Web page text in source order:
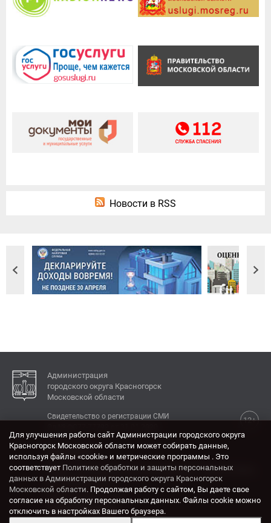
Новости в RSS
Администрация
городского округа Красногорск
Московской области
12+
Свидетельство о регистрации СМИ
КОНТАКТЫ
Адрес: 143404, Московская область, г. Красногорск,
ул. Ленина, дом 4.
Электронная почта:
krasrn@mosreg.ru
Для улучшения работы сайт Администрации городского округа
Красногорск Московской области может собирать данные,
используя файлы «cookie» и метрические программы . Это
соответствует Политике обработки и защиты персональных
данных в Администрации городского округа Красногорск
Московской области. Продолжая работу с сайтом, Вы даете свое
согласие на обработку персональных данных. Файлы cookie можно
отключить в настройках Вашего браузера.